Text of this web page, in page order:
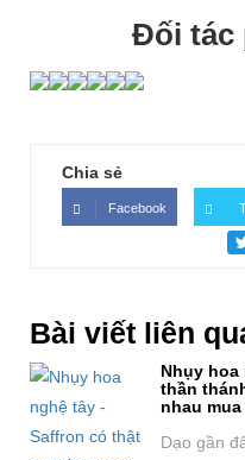
Đối tác
Chia sẻ
Facebook
Bài viết liên
Nhụy
thần
nhau
Dạo gần